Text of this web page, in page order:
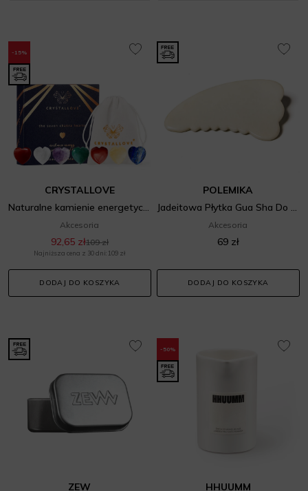
-15%
CRYSTALLOVE
Naturalne kamienie energetyczne 7 czakr – serca
Akcesoria
92,65 zł109 zł
Najniższa cena z 30 dni: 109 zł
DODAJ DO KOSZYKA
POLEMIKA
Jadeitowa Płytka Gua Sha Do Masażu Ciała
Akcesoria
69 zł
DODAJ DO KOSZYKA
ZEW
-50%
HHUUMM